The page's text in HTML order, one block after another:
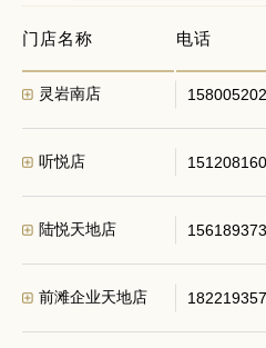
门店名称 电话
灵岩南店
听悦店
陆悦天地店
前滩企业天地店